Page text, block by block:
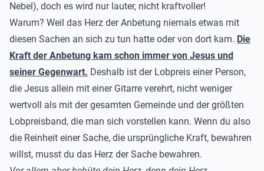
Nebel), doch es wird nur lauter, nicht kraftvoller!
Warum? Weil das Herz der Anbetung niemals etwas mit
diesen Sachen an sich zu tun hatte oder von dort kam. Die
Kraft der Anbetung kam schon immer von Jesus und
seiner Gegenwart. Deshalb ist der Lobpreis einer Person,
die Jesus allein mit einer Gitarre verehrt, nicht weniger
wertvoll als mit der gesamten Gemeinde und der größten
Lobpreisband, die man sich vorstellen kann. Wenn du also
die Reinheit einer Sache, die ursprüngliche Kraft, bewahren
willst, musst du das Herz der Sache bewahren.